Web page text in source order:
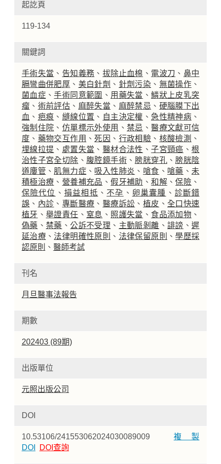
起訖頁
119-134
關鍵詞
手術失當 、 告知義務 、 拔除止血棉 、 電波刀 、 鼻中
膈彎曲併肥厚 、 美白針劑 、 針劑污染 、 無菌操作 、
菌血症 、手術同意範圍 、 用藥失當 、鱗狀上皮乳突
瘤 、 術前評估 、 麻醉失當 、 麻醉禁忌 、 硬腦膜下出
血 、 疤痕 、 縫線位置 、 自主決定權 、急性精神病 、
強制住院 、 仿單標示外使用 、禁忌 、醫療文獻可信
度 、 藥物交互作用 、死因 、 行政相驗 、 核酸檢測 、
埋線拉提 、 處置失當 、 醫材合法性 、子宮頸癌 、根
治性子宮全切除 、 腹腔鏡手術 、 膀胱穿孔 、 膀胱陰
道廔管 、 肌無力症 、 吸入性肺炎 、 嗆食 、 嗆藥 、 未
積極治療 、 營養補充品 、假牙補助 、和解 、保險 、
保險代位 、 損益相抵 、 不孕 、 卵巢囊腫 、 診斷錯
誤 、 內診 、 專斷醫療 、 醫療訴訟 、 植皮 、全口快速
植牙 、舉證責任 、 窒息 、 照護失當 、 食品添加物 、
偽藥 、禁藥 、公訴不受理 、 主動脈剝離 、誹謗 、遲
延治療 、 法律明確性原則 、 法律保留原則 、學歷採
認原則
、 醫師考試
刊名
月旦醫事法報告
期數
202403 (89期)
出版單位
元照出版公司
DOI
10.53106/241553062024030089009複製
DOI
DOI查詢